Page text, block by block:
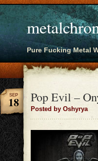
Pure Fucking Metal
Pop Evil –
Posted by Oshyrya
SEP
18